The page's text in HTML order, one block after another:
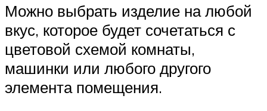
Можно выбрать изделие на любой
вкус, которое будет сочетаться с
цветовой схемой комнаты,
машинки или любого другого
элемента помещения.